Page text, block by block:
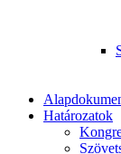
Határozatok